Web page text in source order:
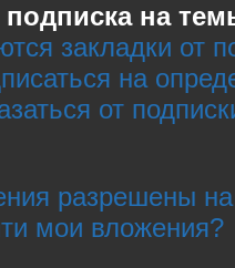
подписка на
закладки от
на
от
разрешены
мои вложения?